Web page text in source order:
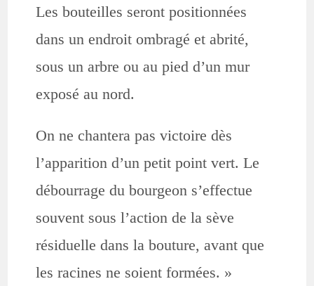
Les bouteilles seront positionnées
dans un endroit ombragé et abrité,
sous un arbre ou au pied d’un mur
exposé au nord.
On ne chantera pas victoire dès
l’apparition d’un petit point vert. Le
débourrage du bourgeon s’effectue
souvent sous l’action de la sève
résiduelle dans la bouture, avant que
les racines ne soient formées. »